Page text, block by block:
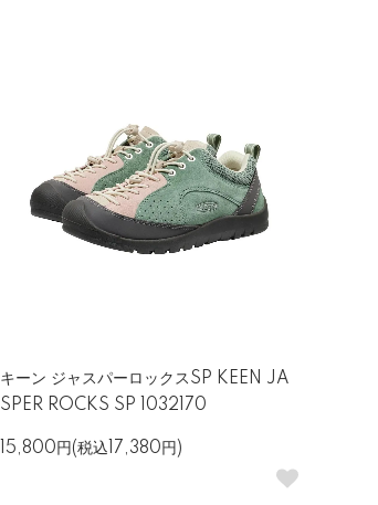
キーン ジャスパーロックスSP KEEN JA
SPER ROCKS SP 1032170
15,800円(税込17,380円)